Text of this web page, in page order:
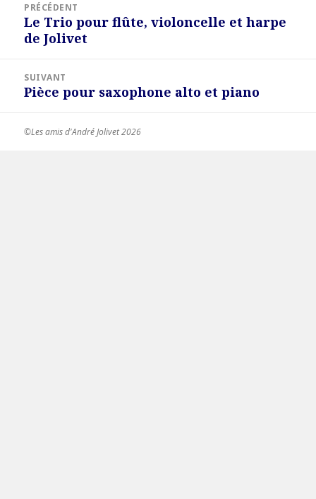
l’article
PRÉCÉDENT
Article
précédent :
Le Trio pour flûte, violoncelle et harpe
de Jolivet
SUIVANT
Article
Pièce pour saxophone alto et piano
©Les amis d'André Jolivet 2026